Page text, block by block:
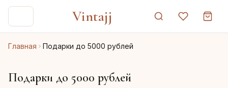
Vintajj
Главная Подарки до 5000 рублей
Подарки до 5000 рублей